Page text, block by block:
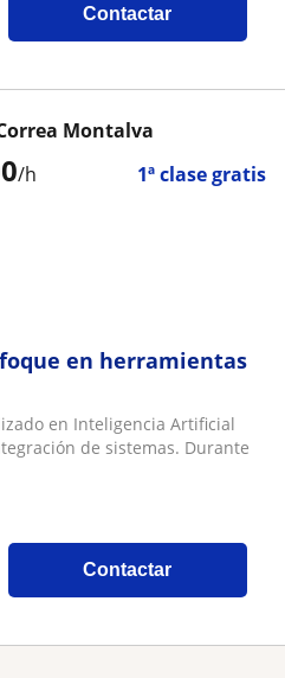
Contactar
/h 1ª clase gratis
Montalva
en herramientas
en Inteligencia Artificial
de sistemas. Durante
Contactar